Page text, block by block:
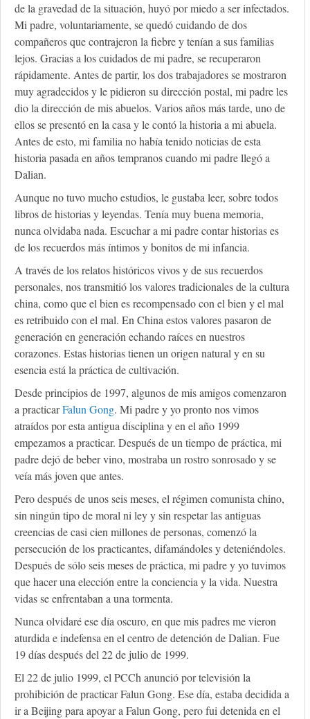
de la gravedad de la situación, huyó por miedo a ser infectados.
Mi padre, voluntariamente, se quedó cuidando de dos
compañeros que contrajeron la fiebre y tenían a sus familias
lejos. Gracias a los cuidados de mi padre, se recuperaron
rápidamente. Antes de partir, los dos trabajadores se mostraron
muy agradecidos y le pidieron su dirección postal, mi padre les
dio la dirección de mis abuelos. Varios años más tarde, uno de
ellos se presentó en la casa y le contó la historia a mi abuela.
Antes de esto, mi familia no había tenido noticias de esta
historia pasada en años tempranos cuando mi padre llegó a
Dalian.
Aunque no tuvo mucho estudios, le gustaba leer, sobre todos
libros de historias y leyendas. Tenía muy buena memoria,
nunca olvidaba nada. Escuchar a mi padre contar historias es
de los recuerdos más íntimos y bonitos de mi infancia.
A través de los relatos históricos vivos y de sus recuerdos
personales, nos transmitió los valores tradicionales de la cultura
china, como que el bien es recompensado con el bien y el mal
es retribuido con el mal. En China estos valores pasaron de
generación en generación echando raíces en nuestros
corazones. Estas historias tienen un origen natural y en su
esencia está la práctica de cultivación.
Desde principios de 1997, algunos de mis amigos comenzaron
a practicarFalun Gong. Mi padre y yo pronto nos vimos
atraídos por esta antigua disciplina y en el año 1999
empezamos a practicar. Después de un tiempo de práctica, mi
padre dejó de beber vino, mostraba un rostro sonrosado y se
veía más joven que antes.
Pero después de unos seis meses, el régimen comunista chino,
sin ningún tipo de moral ni ley y sin respetar las antiguas
creencias de casi cien millones de personas, comenzó la
persecución de los practicantes, difamándoles y deteniéndoles.
Después de sólo seis meses de práctica, mi padre y yo tuvimos
que hacer una elección entre la conciencia y la vida. Nuestra
vidas se enfrentaban a una tormenta.
Nunca olvidaré ese día oscuro, en que mis padres me vieron
aturdida e indefensa en el centro de detención de Dalian. Fue
19 días después del 22 de julio de 1999.
El 22 de julio 1999, el PCCh anunció por televisión la
prohibición de practicar Falun Gong. Ese día, estaba decidida a
ir a Beijing para apoyar a Falun Gong, pero fui detenida en el